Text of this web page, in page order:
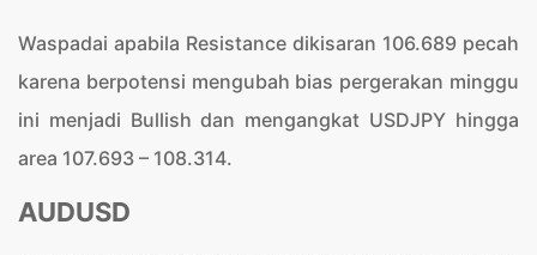
Waspadai apabila Resistance dikisaran 106.689 pecah
karena berpotensi mengubah bias pergerakan minggu
ini menjadi Bullish dan mengangkat USDJPY hingga
area 107.693 – 108.314.
AUDUSD